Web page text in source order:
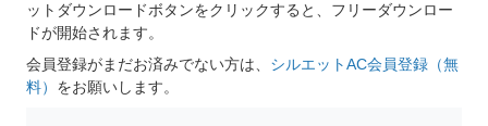
ットダウンロードボタンをクリックすると、フリーダウンロー
ドが開始されます。
会員登録がまだお済みでない方は、 シルエットAC会員登録（無
料） をお願いします。